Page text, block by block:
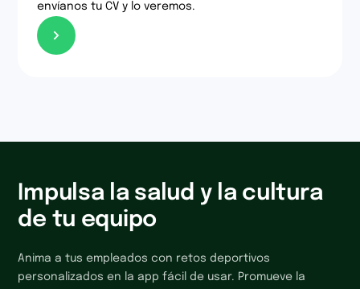
envíanos tu CV y lo veremos.
Impulsa la salud y la cultura
de tu equipo
Anima a tus empleados con retos deportivos
personalizados en la app fácil de usar. Promueve la